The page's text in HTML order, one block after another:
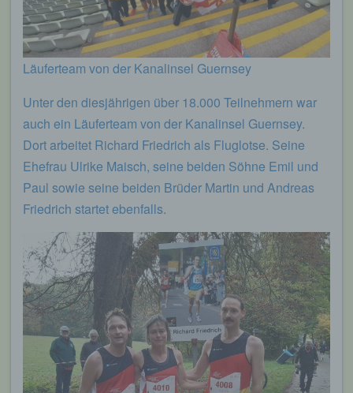
Läuferteam von der Kanalinsel Guernsey
Unter den diesjährigen über 18.000 Teilnehmern war
auch ein Läuferteam von der Kanalinsel Guernsey.
Dort arbeitet Richard Friedrich als Fluglotse. Seine
Ehefrau Ulrike Maisch, seine beiden Söhne Emil und
Paul sowie seine beiden Brüder Martin und Andreas
Friedrich startet ebenfalls.